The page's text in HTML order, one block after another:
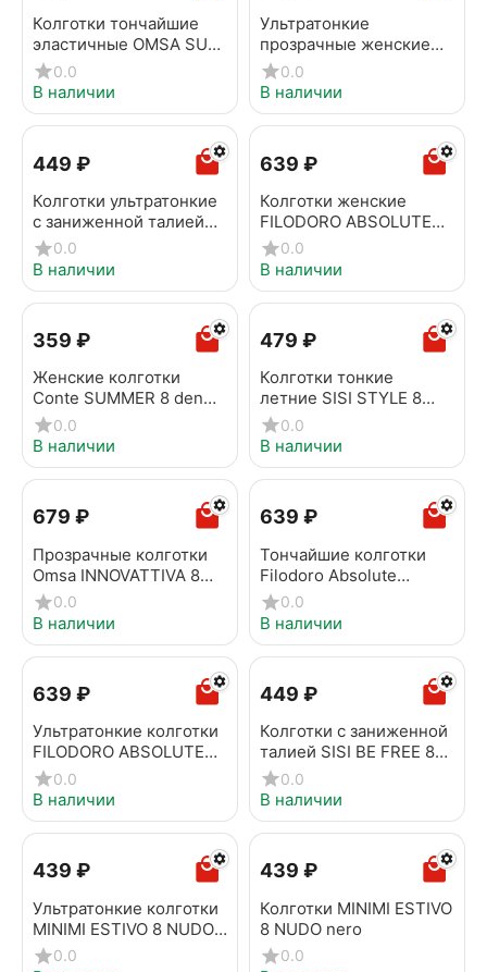
Колготки тончайшие
эластичные OMSA SUN
LIGHT 8 sierra
0.0
В наличии
Ультратонкие
прозрачные женские
колготки SUMMER 8
den nero
0.0
В наличии
‍449‍ ₽
Колготки ультратонкие
с заниженной талией
SISI BE FREE 8 V. B.
ambra
0.0
В наличии
‍639‍ ₽
Колготки женские
FILODORO ABSOLUTE
SUMMER 8 glace
0.0
В наличии
‍359‍ ₽
Женские колготки
Conte SUMMER 8 den
bronz
0.0
В наличии
‍479‍ ₽
Колготки тонкие
летние SISI STYLE 8
ambra
0.0
В наличии
‍679‍ ₽
Прозрачные колготки
Omsa INNOVATTIVA 8
(бесшовные) sierra
0.0
В наличии
‍639‍ ₽
Тончайшие колготки
Filodoro Absolute
Summer 8 noce
0.0
В наличии
‍639‍ ₽
Ультратонкие колготки
FILODORO ABSOLUTE
SUMMER 8 tea
0.0
В наличии
‍449‍ ₽
Колготки с заниженной
талией SISI BE FREE 8
0.0
В наличии
‍439‍ ₽
Ультратонкие колготки
MINIMI ESTIVO 8 NUDO
caramello
0.0
‍439‍ ₽
Колготки MINIMI ESTIVO
8 NUDO nero
0.0